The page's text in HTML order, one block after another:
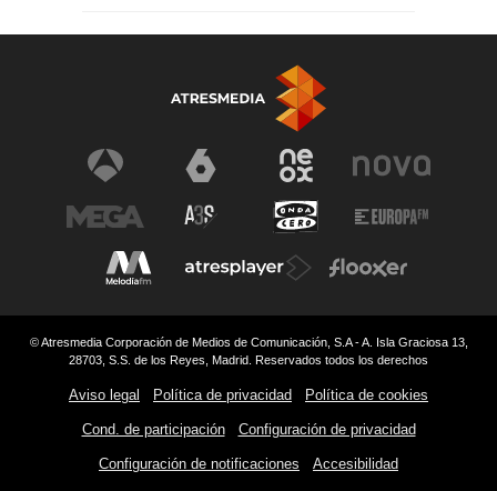
© Atresmedia Corporación de Medios de Comunicación, S.A - A. Isla Graciosa 13,
28703, S.S. de los Reyes, Madrid. Reservados todos los derechos
Aviso legal Política de privacidad Política de cookies
Cond. de participación Configuración de privacidad
Configuración de notificaciones Accesibilidad